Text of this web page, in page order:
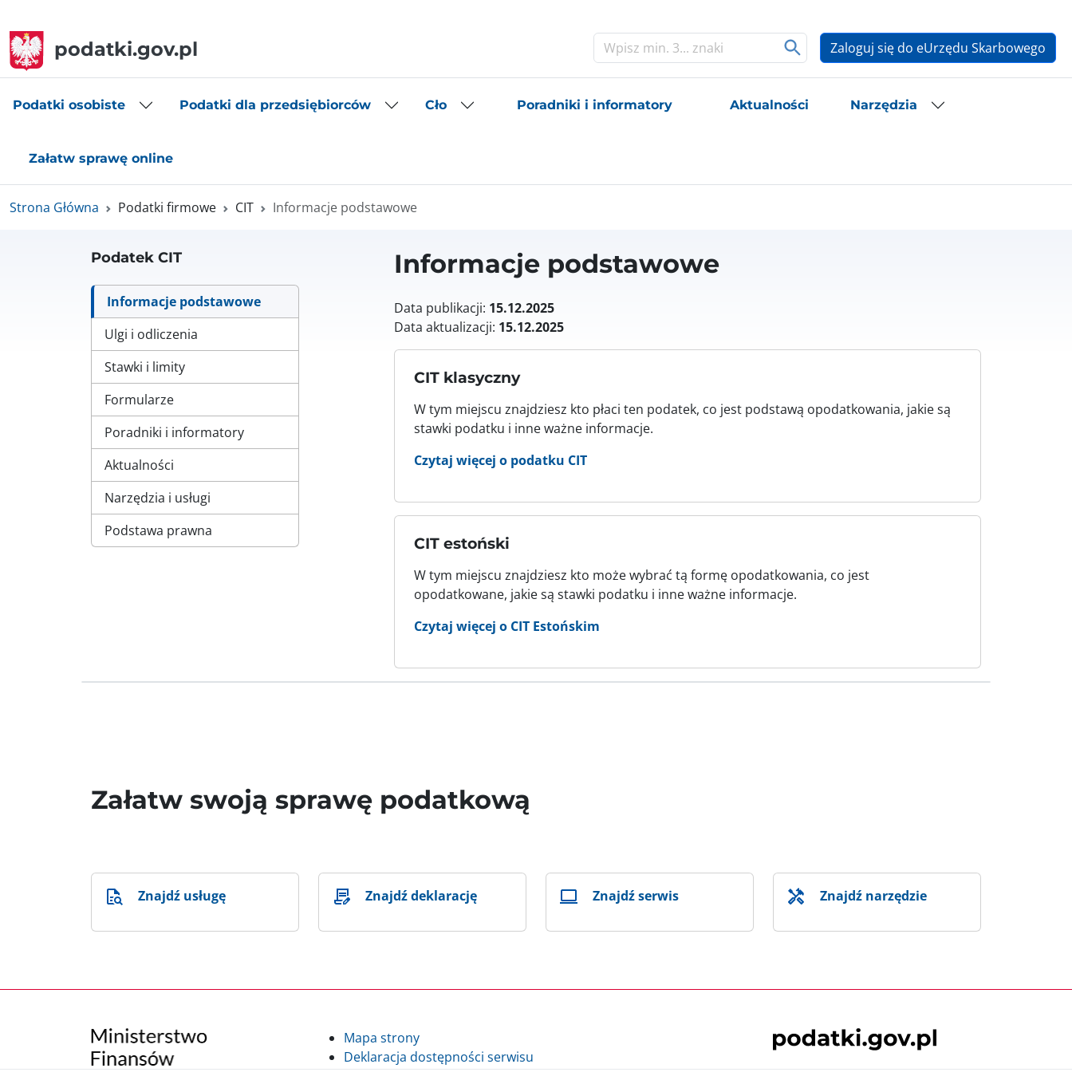
podatki.gov.pl Zaloguj się do eUrzędu Skarbowego
Podatki osobiste Podatki dla przedsiębiorców Cło Poradniki i informatory Aktualności Narzędzia
Załatw sprawę online
Strona Główna Podatki firmowe CIT Informacje podstawowe
Podatek CIT
Informacje podstawowe
Ulgi i odliczenia
Stawki i limity
Formularze
Poradniki i informatory
Aktualności
Narzędzia i usługi
Podstawa prawna
Informacje podstawowe
Data publikacji: 15.12.2025
Data aktualizacji: 15.12.2025
CIT klasyczny
W tym miejscu znajdziesz kto płaci ten podatek, co jest podstawą opodatkowania, jakie są
stawki podatku i inne ważne informacje.
Czytaj więcej o podatku CIT
CIT estoński
W tym miejscu znajdziesz kto może wybrać tą formę opodatkowania, co jest
opodatkowane, jakie są stawki podatku i inne ważne informacje.
Czytaj więcej o CIT Estońskim
Załatw swoją sprawę podatkową
Znajdź usługę Znajdź deklarację Znajdź serwis Znajdź narzędzie
Mapa strony
Deklaracja dostępności serwisu